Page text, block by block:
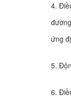
4.
ứng
5.
6.